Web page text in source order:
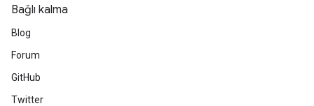
Bağlı kalma
Blog
Forum
GitHub
Twitter